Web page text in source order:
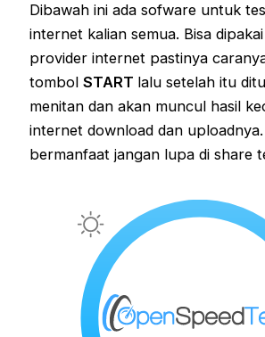
Dibawah ini ada sofware untuk
internet kalian semua. Bisa
provider internet pastinya
tombolSTART lalu setelah itu
menitan dan akan muncul hasil
internet download dan
bermanfaat jangan lupa di share